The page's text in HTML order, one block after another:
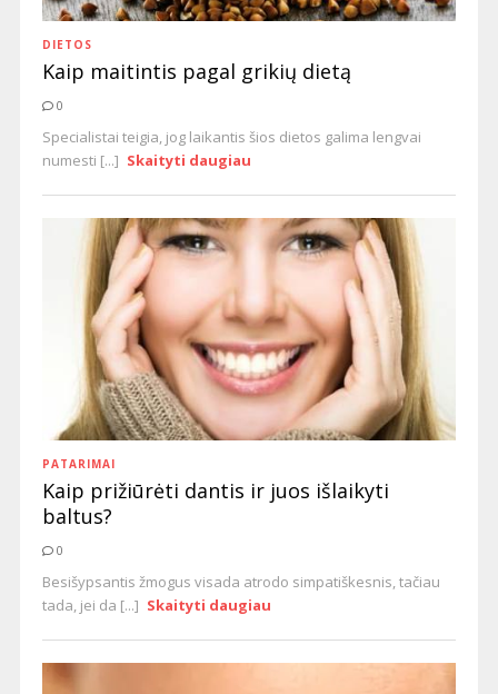
DIETOS
Kaip maitintis pagal grikių dietą
0
Specialistai teigia, jog laikantis šios dietos galima lengvai
numesti [...] Skaityti daugiau
PATARIMAI
Kaip prižiūrėti dantis ir juos išlaikyti
baltus?
0
Besišypsantis žmogus visada atrodo simpatiškesnis, tačiau
tada, jei da [...] Skaityti daugiau